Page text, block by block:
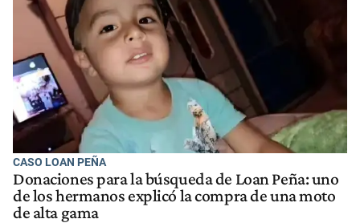
CASO LOAN PEÑA
Donaciones para la búsqueda de Loan Peña: uno
de los hermanos explicó la compra de una moto
de alta gama